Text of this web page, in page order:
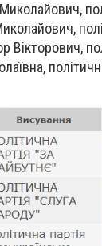
Вікторович,